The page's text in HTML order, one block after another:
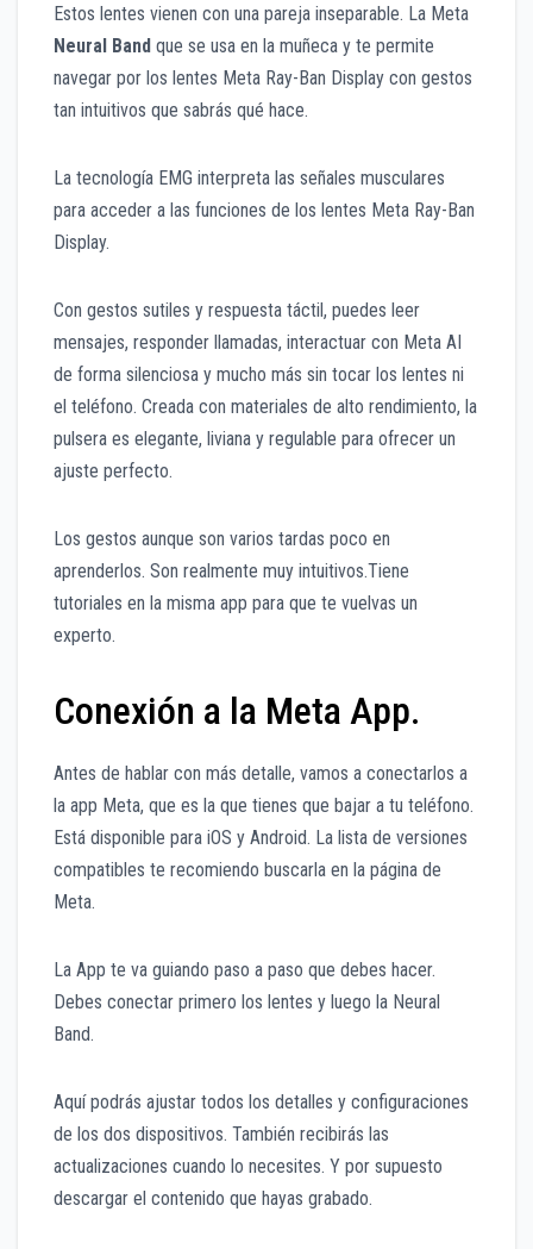
Estos lentes vienen con una pareja inseparable. La Meta
Neural Band que se usa en la muñeca y te permite
navegar por los lentes Meta Ray-Ban Display con gestos
tan intuitivos que sabrás qué hace.
La tecnología EMG interpreta las señales musculares
para acceder a las funciones de los lentes Meta Ray-Ban
Display.
Con gestos sutiles y respuesta táctil, puedes leer
mensajes, responder llamadas, interactuar con Meta AI
de forma silenciosa y mucho más sin tocar los lentes ni
el teléfono. Creada con materiales de alto rendimiento, la
pulsera es elegante, liviana y regulable para ofrecer un
ajuste perfecto.
Los gestos aunque son varios tardas poco en
aprenderlos. Son realmente muy intuitivos.Tiene
tutoriales en la misma app para que te vuelvas un
experto.
Conexión a la Meta App.
Antes de hablar con más detalle, vamos a conectarlos a
la app Meta, que es la que tienes que bajar a tu teléfono.
Está disponible para iOS y Android. La lista de versiones
compatibles te recomiendo buscarla en la página de
Meta.
La App te va guiando paso a paso que debes hacer.
Debes conectar primero los lentes y luego la Neural
Band.
Aquí podrás ajustar todos los detalles y configuraciones
de los dos dispositivos. También recibirás las
actualizaciones cuando lo necesites. Y por supuesto
descargar el contenido que hayas grabado.